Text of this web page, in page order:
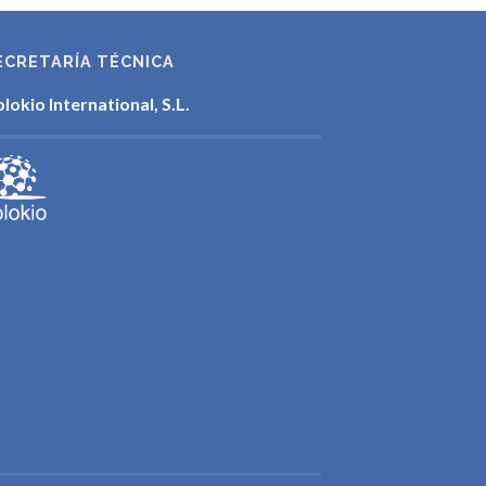
TÉCNICA
International, S.L.